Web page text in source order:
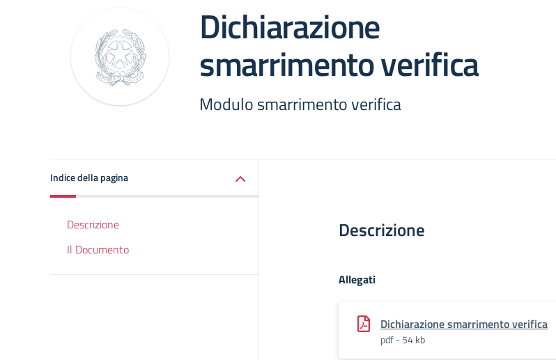
Dichiarazione
smarrimento verifica
Modulo smarrimento verifica
Indice della pagina
Descrizione
Il Documento
Descrizione
Allegati
Dichiarazione smarrimento verifica
pdf - 54 kb